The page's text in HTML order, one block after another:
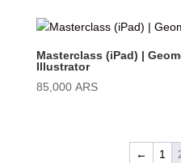
Masterclass (iPad) |
Illustrator
85,000 ARS
← 1